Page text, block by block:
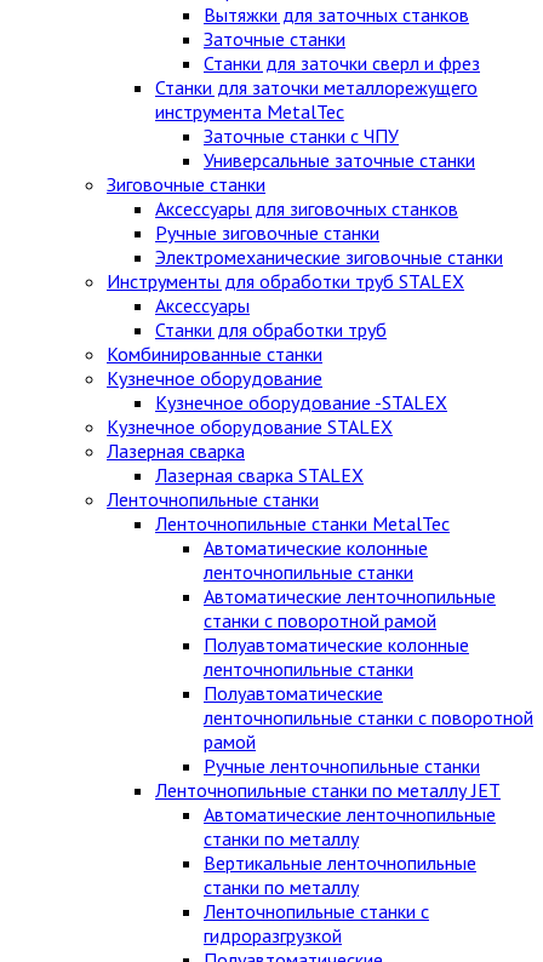
Вытяжки для заточных станков
Заточные станки
Станки для заточки сверл и фрез
Станки для заточки металлорежущего
инструмента MetalTec
Заточные станки с ЧПУ
Универсальные заточные станки
Зиговочные станки
Аксессуары для зиговочных станков
Ручные зиговочные станки
Электромеханические зиговочные станки
Инструменты для обработки труб STALEX
Аксессуары
Станки для обработки труб
Комбинированные станки
Кузнечное оборудование
Кузнечное оборудование -STALEX
Кузнечное оборудование STALEX
Лазерная сварка
Лазерная сварка STALEX
Ленточнопильные станки
Ленточнопильные станки MetalTec
Автоматические колонные
ленточнопильные станки
Автоматические ленточнопильные
станки с поворотной рамой
Полуавтоматические колонные
ленточнопильные станки
Полуавтоматические
ленточнопильные станки с поворотной
рамой
Ручные ленточнопильные станки
Ленточнопильные станки по металлу JET
Автоматические ленточнопильные
станки по металлу
Вертикальные ленточнопильные
станки по металлу
Ленточнопильные станки с
гидроразгрузкой